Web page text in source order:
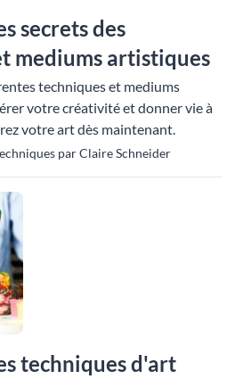
secrets des
mediums artistiques
techniques et mediums
votre créativité et donner vie à
votre art dès maintenant.
par Claire Schneider
techniques d'art